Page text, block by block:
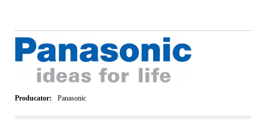
Producator: Panasonic